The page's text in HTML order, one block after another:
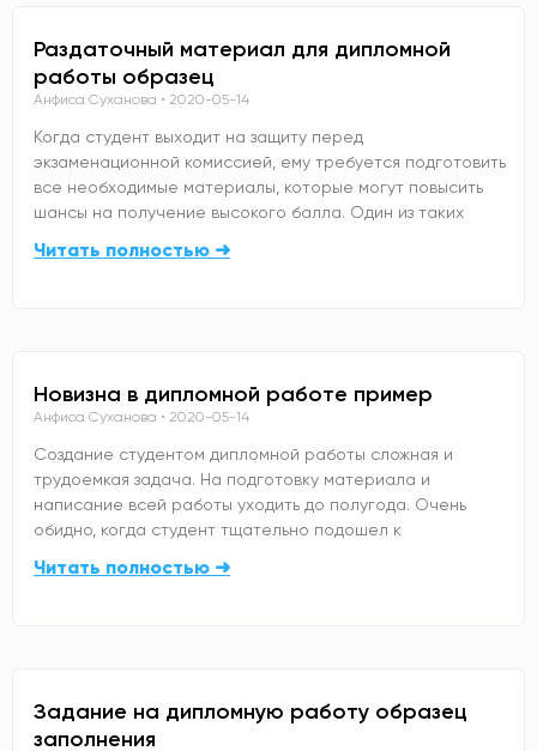
Раздаточный материал для дипломной
работы образец
Анфиса Суханова 2020-05-14
Когда студент выходит на защиту перед
экзаменационной комиссией, ему требуется подготовить
все необходимые материалы, которые могут повысить
шансы на получение высокого балла. Один из таких
Читать полностью ➜
Новизна в дипломной работе пример
Анфиса Суханова 2020-05-14
Создание студентом дипломной работы сложная и
трудоемкая задача. На подготовку материала и
написание всей работы уходить до полугода. Очень
обидно, когда студент тщательно подошел к
Читать полностью ➜
Задание на дипломную работу образец
заполнения